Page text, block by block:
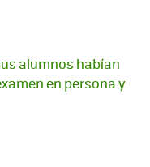
alumnos habían
en persona y